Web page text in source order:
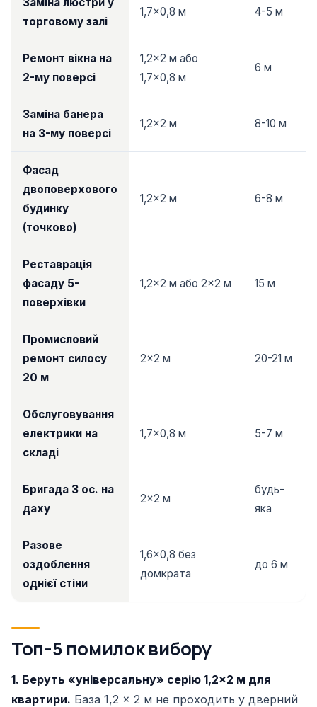
торговому залі
1,7×0,8 м 4-5 м
Ремонт вікна на
2-му поверсі
1,2×2 м або
1,7×0,8 м
6 м
Заміна банера
на 3-му поверсі
1,2×2 м 8-10 м
Фасад
двоповерхового
будинку
(точково)
1,2×2 м 6-8 м
Реставрація
фасаду 5-
поверхівки
1,2×2 м або 2×2 м 15 м
Промисловий
ремонт силосу
20 м
2×2 м 20-21 м
Обслуговування
електрики на
складі
1,7×0,8 м 5-7 м
Бригада 3 ос. на
даху
2×2 м
будь-
яка
Разове
оздоблення
однієї стіни
1,6×0,8 без
домкрата
до 6 м
Топ-5 помилок вибору
1. Беруть «універсальну» серію 1,2×2 м для
квартири. База 1,2 × 2 м не проходить у дверний